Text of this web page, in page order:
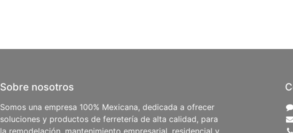
Sobre nosotros
Somos una empresa 100% Mexicana, dedicada a ofrecer
soluciones y productos de ferretería de alta calidad, para
la remodelación, mantenimiento empresarial, residencial y